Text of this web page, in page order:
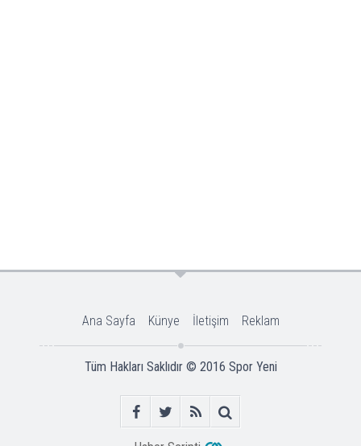
Ana Sayfa Künye İletişim Reklam
Tüm Hakları Saklıdır © 2016 Spor Yeni